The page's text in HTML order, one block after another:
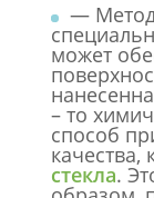
—
может
– то
способ
качества,
стекла.